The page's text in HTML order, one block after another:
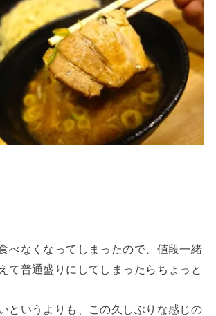
べなくなってしまったので、値段一緒
て普通盛りにしてしまったらちょっと
というよりも、この久しぶりな感じの